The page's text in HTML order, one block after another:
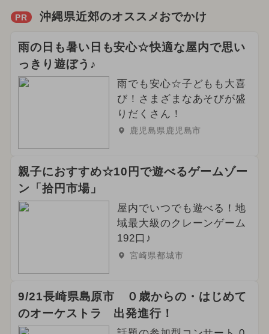
PR 沖縄県近郊のオススメおでかけ
雨の日も暑い日も安心☆快適な屋内で思い
っきり遊ぼう♪
雨でも安心☆子どもも大喜
び！さまざまなあそびが盛
りだくさん！
鹿児島県鹿児島市
親子におすすめ☆10円で遊べるゲームゾー
ン「拾円市場」
屋内でいつでも遊べる！地
域最大級のクレーンゲーム
192口♪
宮崎県都城市
9/21長崎県島原市 ０歳からの・はじめて
のオーケストラ 出発進行！